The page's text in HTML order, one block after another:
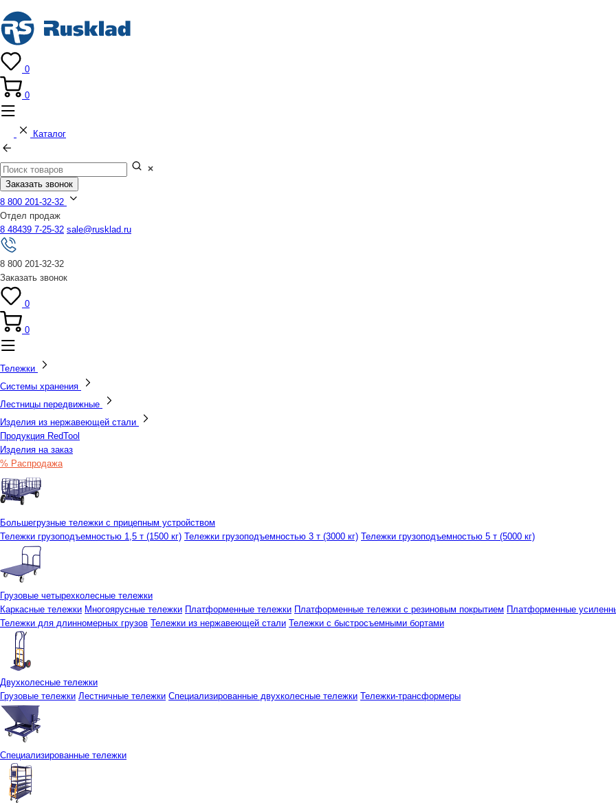
0
0
Каталог
Заказать звонок
8 800 201-32-32
Отдел продаж
8 48439 7-25-32 sale@rusklad.ru
8 800 201-32-32
Заказать звонок
0
0
Тележки
Системы хранения
Лестницы передвижные
Изделия из нержавеющей стали
Продукция RedTool
Изделия на заказ
% Распродажа
Большегрузные тележки с прицепным устройством
Тележки грузоподъемностью 1,5 т (1500 кг) Тележки грузоподъемностью 3 т (3000 кг) Тележки грузоподъемностью 5 т (5000 кг)
Грузовые четырехколесные тележки
Каркасные тележки Многоярусные тележки Платформенные тележки Платформенные тележки с резиновым покрытием Платформенные
Тележки для длинномерных грузов Тележки из нержавеющей стали Тележки с быстросъемными бортами
Двухколесные тележки
Грузовые тележки Лестничные тележки Специализированные двухколесные тележки Тележки-трансформеры
Специализированные тележки